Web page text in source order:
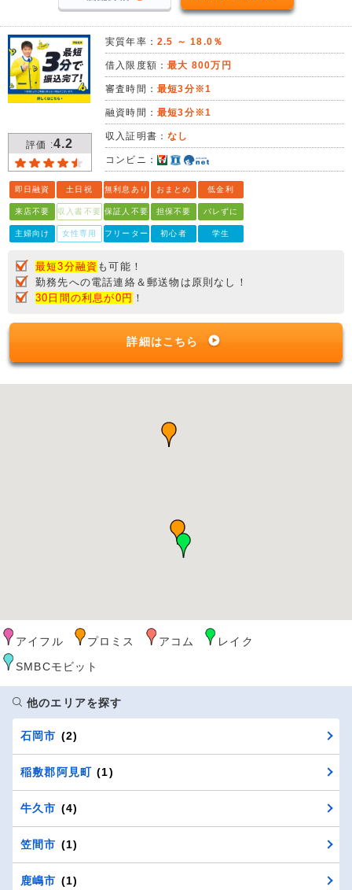
評価 :4.2
実質年率： 2.5 ～ 18.0％
借入限度額：最大 800万円
審査時間： 最短3分※1
融資時間： 最短3分※1
収入証明書：なし
コンビニ：
即日融資 土日祝 無利息あり おまとめ 低金利
来店不要 収入書不要 保証人不要 担保不要 バレずに
主婦向け 女性専用 フリーター 初心者 学生
最短3分融資 も可能！
勤務先への電話連絡＆郵送物は原則なし！
30日間の利息が0円 ！
詳細はこちら
アイフル プロミス アコム
レイク
SMBCモビット
他のエリアを探す
石岡市 (2)
稲敷郡阿見町 (1)
牛久市 (4)
笠間市 (1)
鹿嶋市 (1)